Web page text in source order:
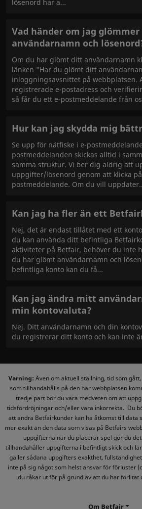
lösenord har a
Vad händer om jag
användarnamn och
Om du har glömt ditt användarnamn
länken "Har du glömt ditt
inloggningsavsnittet på webbplatsen.
registrerade e-postadress och
så får du ett e-postmeddelande från
Hur kan jag skydda mig
Se upp för nätfiske i e-
postmeddelanden skickas alltid i
samma struktur. Vi ber dig aldrig att
uppgifter/lösenord genom att klicka
postmeddelande. Om du vill uppdater
Kan jag ha fler än ett
Nej, det är endast tillåtet med ett
du kan använda ditt befintliga
aktiviteter på Betfair, behöver du inte
du har glömt användarnamn och
befintliga konto kan du få
Kan jag ändra mitt
min kontovaluta?
Nej. Ditt användarnamn och din
du registrerar ditt konto och kan inte
Varning: Även om aktuell ställning, tid som
som tillhandahålls på den här webbplatsen
tredje part bör du vara medveten om att
tidsfördröjningar och/eller vara inkorrekta. Du
att andra Betfairkunder kan ha åtkomst till data
mer exakt än den data som visas på Betfairs
uppgifterna när du placerar spel gör du
tillhandahåller uppgifterna i befintligt skick och
gäller sådana uppgifters exakthet,
inte på sig något som helst ansvar för förluster
du råkar ut för på grund av att du har förlitat
Om Betfair